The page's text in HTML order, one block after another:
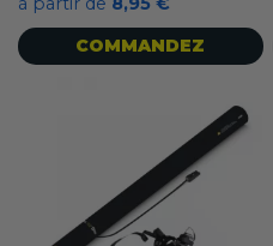
COMMANDEZ